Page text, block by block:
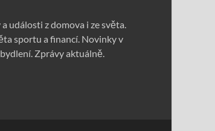
události z domova i ze světa.
sportu a financí. Novinky v
Zprávy aktuálně.